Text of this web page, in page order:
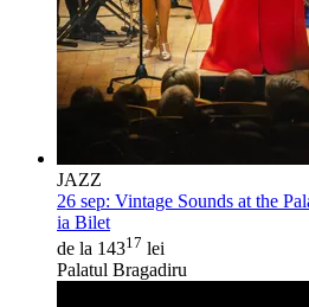
JAZZ
26 sep: Vintage Sounds at the
ia Bilet
de la 14317 lei
Palatul Bragadiru